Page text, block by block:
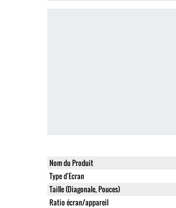
Nom du Produit
Type d'Ecran
Taille (Diagonale, Pouces)
Ratio écran/appareil